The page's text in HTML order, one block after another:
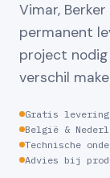
Vimar,
permanent
project
verschil
Gratis
België &
Technische
Advies bij